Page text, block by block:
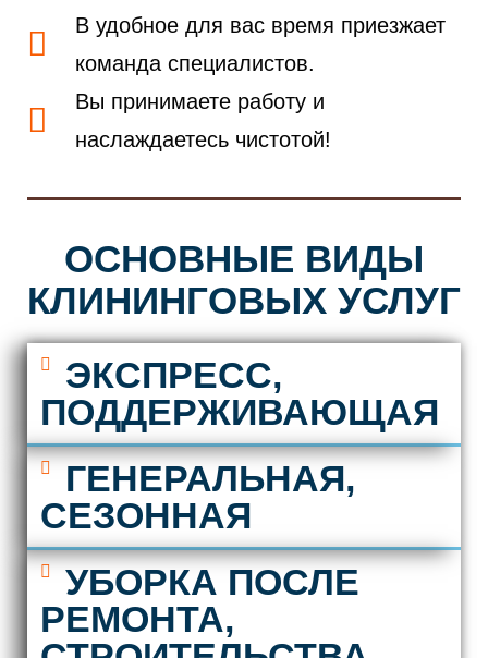
В удобное для вас время приезжает
команда специалистов.
Вы принимаете работу и
наслаждаетесь чистотой!
ОСНОВНЫЕ ВИДЫ
КЛИНИНГОВЫХ УСЛУГ
ЭКСПРЕСС,
ПОДДЕРЖИВАЮЩАЯ
ГЕНЕРАЛЬНАЯ,
СЕЗОННАЯ
УБОРКА ПОСЛЕ
РЕМОНТА,